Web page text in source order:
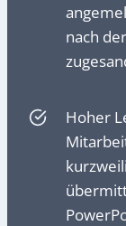
nach
Hoher